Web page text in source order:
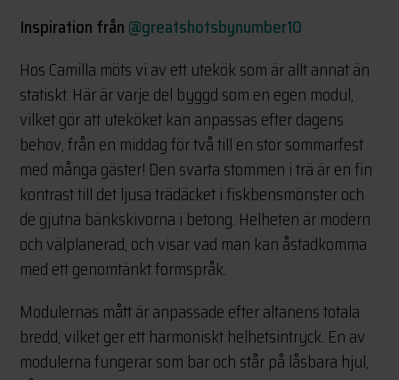
Inspiration från @greatshotsbynumber10
Hos Camilla möts vi av ett utekök som är allt annat än
statiskt. Här är varje del byggd som en egen modul,
vilket gör att uteköket kan anpassas efter dagens
behov, från en middag för två till en stor sommarfest
med många gäster! Den svarta stommen i trä är en fin
kontrast till det ljusa trädäcket i fiskbensmönster och
de gjutna bänkskivorna i betong. Helheten är modern
och välplanerad, och visar vad man kan åstadkomma
med ett genomtänkt formspråk.
Modulernas mått är anpassade efter altanens totala
bredd, vilket ger ett harmoniskt helhetsintryck. En av
modulerna fungerar som bar och står på låsbara hjul,